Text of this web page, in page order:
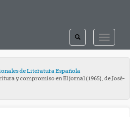
TOGGLE
TOGGLE
SEARCH
de Literatura Española
y compromiso en El jornal (1965), de José-